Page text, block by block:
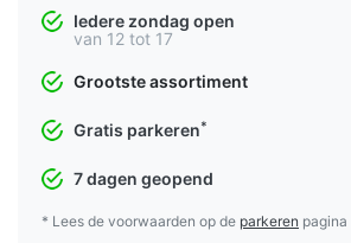
Iedere zondag open
van 12 tot 17
Grootste assortiment
Gratis parkeren*
7 dagen geopend
* Lees de voorwaarden op de parkeren pagina